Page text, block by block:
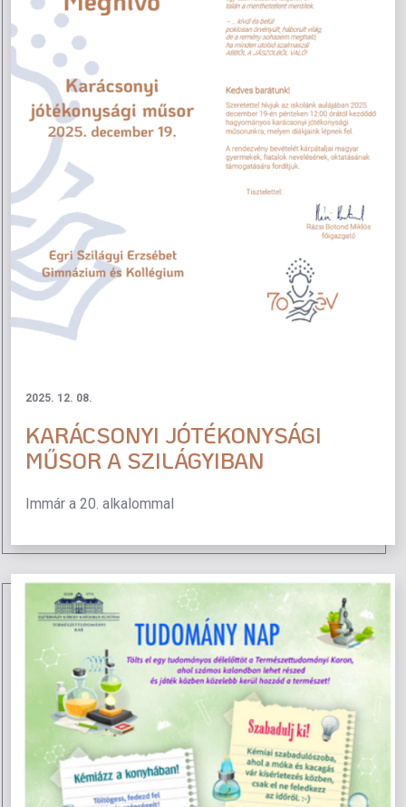
2025. 12. 08.
KARÁCSONYI JÓTÉKONYSÁGI
MŰSOR A SZILÁGYIBAN
Immár a 20. alkalommal